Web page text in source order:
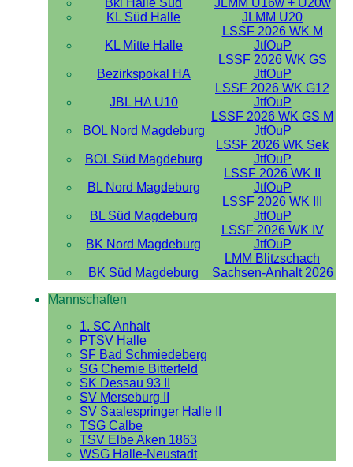
Bkl Halle Süd
JLMM U16w + U20w
KL Süd Halle
JLMM U20
KL Mitte Halle
LSSF 2026 WK M
JtfOuP
Bezirkspokal HA
LSSF 2026 WK GS
JtfOuP
JBL HA U10
LSSF 2026 WK G12
JtfOuP
BOL Nord Magdeburg
LSSF 2026 WK GS M
JtfOuP
BOL Süd Magdeburg
LSSF 2026 WK Sek
JtfOuP
BL Nord Magdeburg
LSSF 2026 WK II
JtfOuP
BL Süd Magdeburg
LSSF 2026 WK III
JtfOuP
BK Nord Magdeburg
LSSF 2026 WK IV
JtfOuP
BK Süd Magdeburg
LMM Blitzschach
Sachsen-Anhalt 2026
Mannschaften
1. SC Anhalt
PTSV Halle
SF Bad Schmiedeberg
SG Chemie Bitterfeld
SK Dessau 93 II
SV Merseburg II
SV Saalespringer Halle II
TSG Calbe
TSV Elbe Aken 1863
WSG Halle-Neustadt